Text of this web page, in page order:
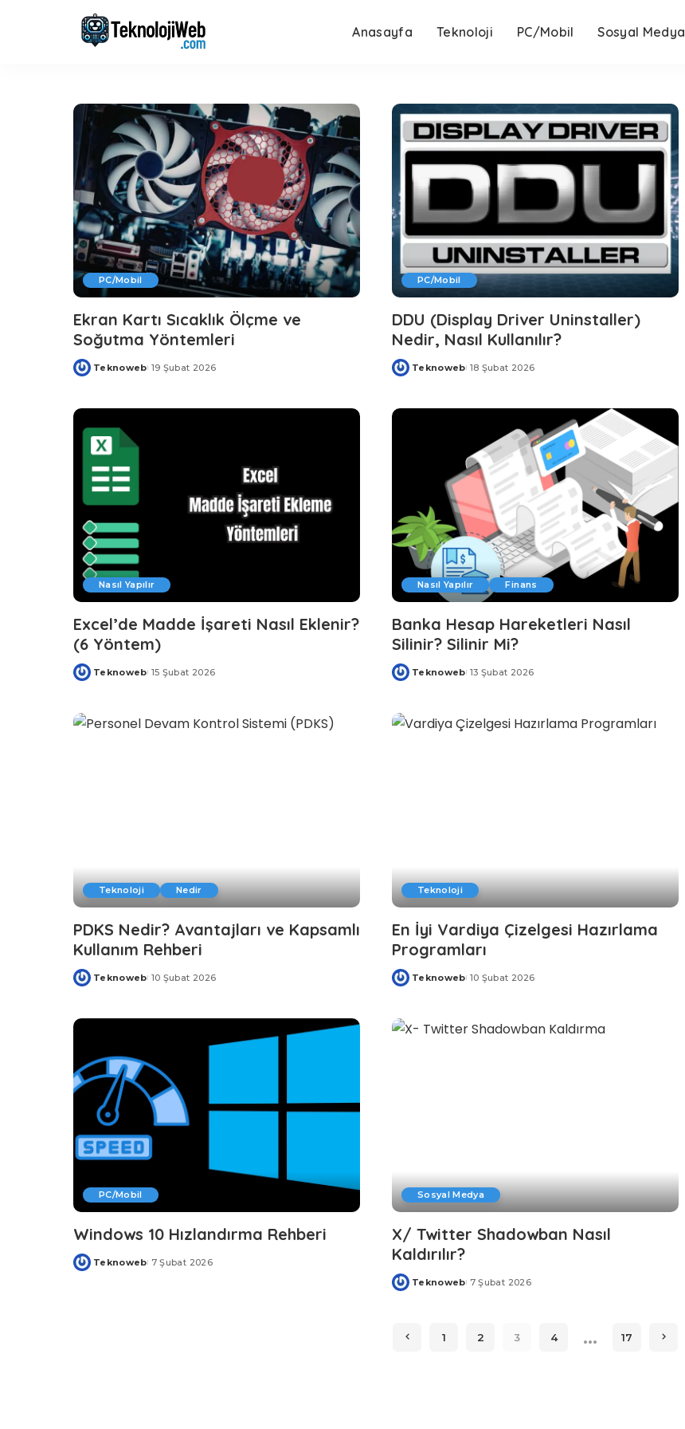
Anasayfa Teknoloji PC/Mobil Sosyal Medya
PC/Mobil
Ekran Kartı Sıcaklık Ölçme ve
Soğutma Yöntemleri
Posted
Teknoweb 19 Şubat 2026
PC/Mobil
DDU (Display Driver Uninstaller)
Nedir, Nasıl Kullanılır?
Posted
Teknoweb 18 Şubat 2026
Nasıl Yapılır
Excel’de Madde İşareti Nasıl Eklenir?
(6 Yöntem)
Posted
Teknoweb 15 Şubat 2026
Nasıl Yapılır Finans
Banka Hesap Hareketleri Nasıl
Silinir? Silinir Mi?
Posted
Teknoweb 13 Şubat 2026
Teknoloji Nedir
PDKS Nedir? Avantajları ve Kapsamlı
Kullanım Rehberi
Posted
Teknoweb 10 Şubat 2026
Teknoloji
En İyi Vardiya Çizelgesi Hazırlama
Programları
Posted
Teknoweb 10 Şubat 2026
PC/Mobil
Windows 10 Hızlandırma Rehberi
Posted
Teknoweb 7 Şubat 2026
Sosyal Medya
X/ Twitter Shadowban Nasıl
Kaldırılır?
Posted
Teknoweb 7 Şubat 2026
1 2 3 4 … 17